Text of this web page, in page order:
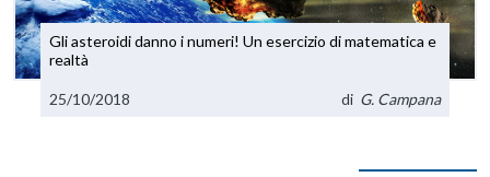
Gli asteroidi danno i numeri! Un esercizio di matematica e
realtà
25/10/2018 di G. Campana